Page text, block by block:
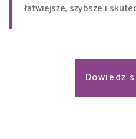
łatwiejsze, szybsze i
Dowiedz